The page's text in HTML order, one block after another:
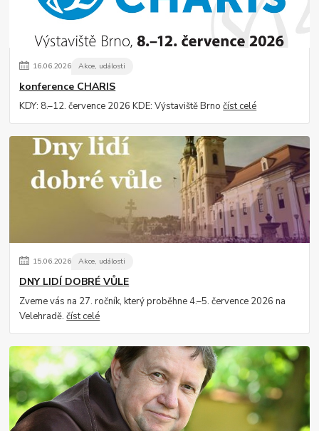
16.06.2026 Akce, události
konference CHARIS
KDY: 8.–12. července 2026 KDE: Výstaviště Brnočíst celé
15.06.2026 Akce, události
DNY LIDÍ DOBRÉ VŮLE
Zveme vás na 27. ročník, který proběhne 4.–5. července 2026 na
Velehradě.číst celé